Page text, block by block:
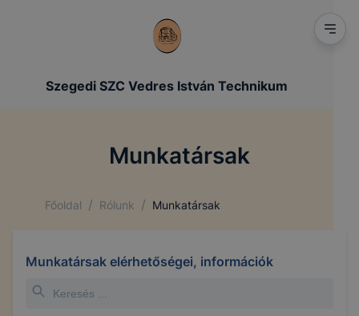
Szegedi SZC Vedres István Technikum
Munkatársak
Főoldal / Rólunk / Munkatársak
Munkatársak elérhetőségei, információk